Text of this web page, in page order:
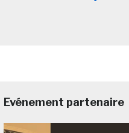
Evénement partenaire